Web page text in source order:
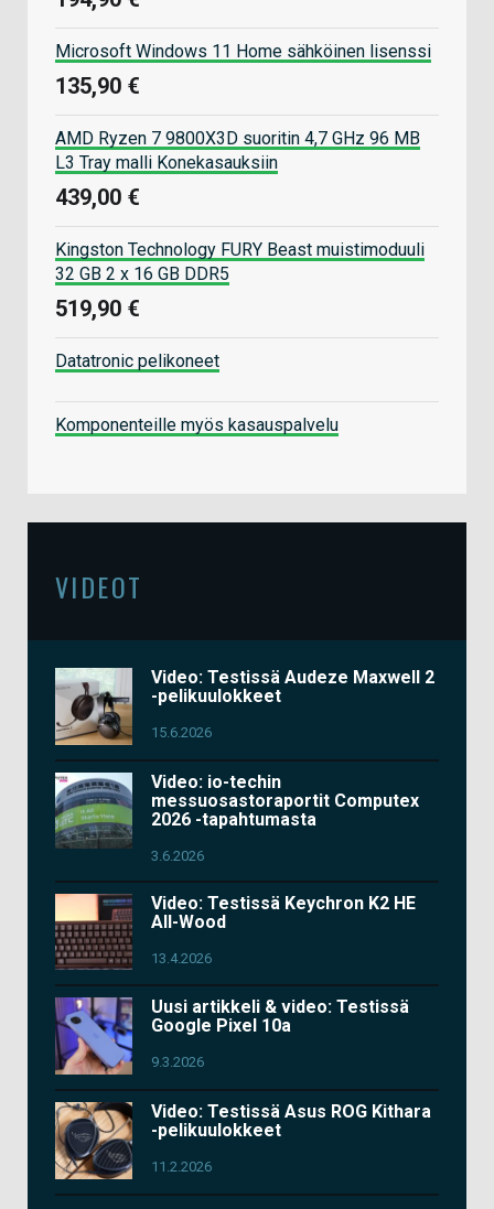
Microsoft Windows 11 Home sähköinen lisenssi
135,90 €
AMD Ryzen 7 9800X3D suoritin 4,7 GHz 96 MB
L3 Tray malli Konekasauksiin
439,00 €
Kingston Technology FURY Beast muistimoduuli
32 GB 2 x 16 GB DDR5
519,90 €
Datatronic pelikoneet
Komponenteille myös kasauspalvelu
VIDEOT
Video: Testissä Audeze Maxwell 2
-pelikuulokkeet
15.6.2026
Video: io-techin
messuosastoraportit Computex
2026 -tapahtumasta
3.6.2026
Video: Testissä Keychron K2 HE
All-Wood
13.4.2026
Uusi artikkeli & video: Testissä
Google Pixel 10a
9.3.2026
Video: Testissä Asus ROG Kithara
-pelikuulokkeet
11.2.2026